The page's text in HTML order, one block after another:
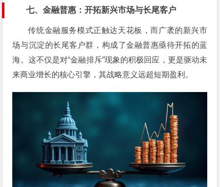
七、金融普惠：开拓新兴市场与长尾客户
传统金融服务模式正触达天花板，而广袤的新兴市
场与沉淀的长尾客户群，构成了金融普惠亟待开拓的蓝
海。这不仅是对“金融排斥”现象的积极回应，更是驱动未
来商业增长的核心引擎，其战略意义远超短期盈利。